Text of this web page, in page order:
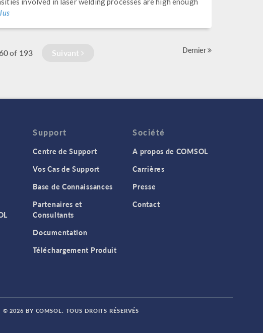
of 193 Suivant Dernier
Support
Centre de Support
Vos Cas de Support
Base de Connaissances
Partenaires et
Consultants
Documentation
Téléchargement Produit
Société
A propos de COMSOL
Carrières
Presse
Contact
© 2026 BY COMSOL. TOUS DROITS RÉSERVÉS